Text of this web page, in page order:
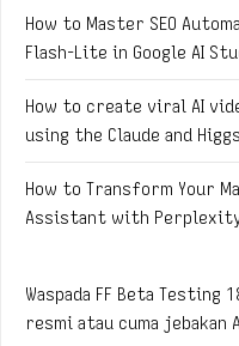
How to Master SEO
Flash-Lite in Google AI
How to create viral AI
using the Claude and
How to Transform Your
Assistant with
Waspada FF Beta
resmi atau cuma jebakan